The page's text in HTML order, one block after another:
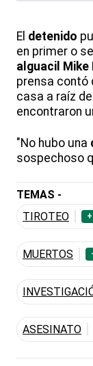
El detenido
en primer o
alguacil Mike
prensa contó
casa a raíz
encontraron
"No hubo una
sospechoso
TEMAS -
TIROTEO
+
MUERTOS
ASESINATO